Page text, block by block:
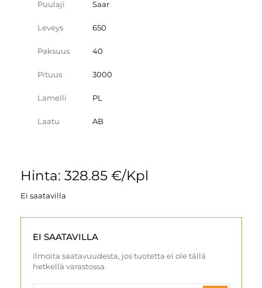
Puulaji Saar
Leveys 650
Paksuus 40
Pituus 3000
Lamelli PL
Laatu AB
Hinta: 328.85 €/Kpl
Ei saatavilla
EI SAATAVILLA
Ilmoita saatavuudesta, jos tuotetta ei ole tällä
hetkellä varastossa.